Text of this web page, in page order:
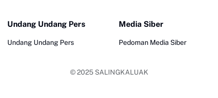
Undang Undang Pers
Undang Undang Pers
Media Siber
Pedoman Media Siber
© 2025 SALINGKALUAK